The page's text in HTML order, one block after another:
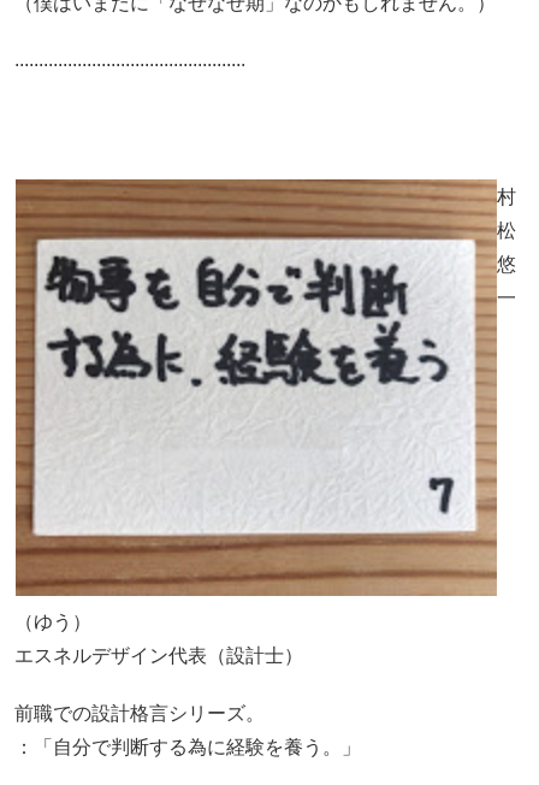
................................................
村
松
悠
一
（ゆう）
エスネルデザイン代表（設計士）
前職での設計格言シリーズ。
：「自分で判断する為に経験を養う。」